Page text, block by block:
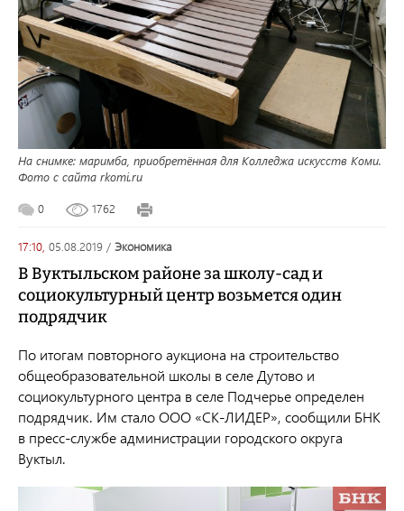
На снимке: маримба, приобретённая для Колледжа искусств Коми.
Фото с сайта rkomi.ru
0 1762
17:10, 05.08.2019 / экономика
В Вуктыльском районе за школу-сад и
социокультурный центр возьмется один
подрядчик
По итогам повторного аукциона на строительство
общеобразовательной школы в селе Дутово и
социокультурного центра в селе Подчерье определен
подрядчик. Им стало ООО «СК-ЛИДЕР», сообщили БНК
в пресс-службе администрации городского округа
Вуктыл.